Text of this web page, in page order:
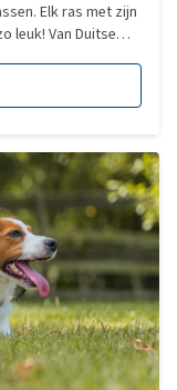
Elk ras met zijn
leuk! Van Duitse
Dit zegt
dus ook niet of